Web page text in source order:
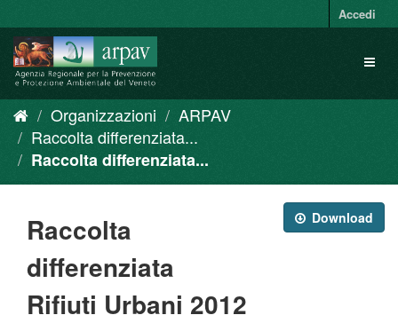
al
contenuto
Accedi
Organizzazioni
ARPAV
Raccolta differenziata...
Raccolta differenziata...
Download
Raccolta
differenziata
Rifiuti Urbani 2012